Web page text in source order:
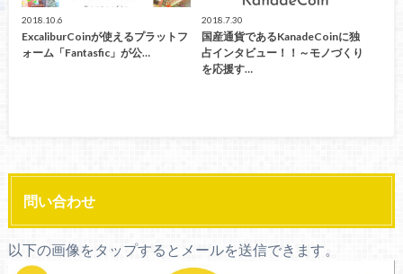
2018.10.6
ExcaliburCoinが使えるプラットフ
ォーム「Fantasfic」が公…
2018.7.30
国産通貨であるKanadeCoinに独
占インタビュー！！～モノづくり
を応援す…
問い合わせ
以下の画像をタップするとメールを送信できます。